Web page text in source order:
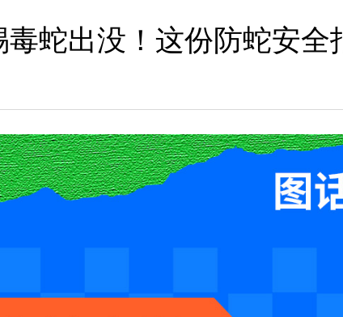
毒蛇出没！这份防蛇安